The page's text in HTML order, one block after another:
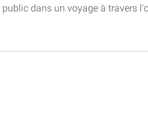
dans un voyage à travers